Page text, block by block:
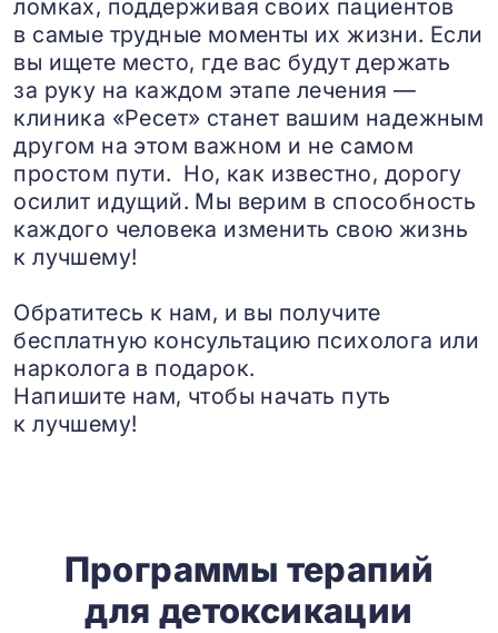
ломках, поддерживая своих пациентов
в самые трудные моменты их жизни. Если
вы ищете место, где вас будут держать
за руку на каждом этапе лечения —
клиника «Ресет» станет вашим надежным
другом на этом важном и не самом
простом пути. Но, как известно, дорогу
осилит идущий. Мы верим в способность
каждого человека изменить свою жизнь
к лучшему!
Обратитесь к нам, и вы получите
бесплатную консультацию психолога или
нарколога в подарок.
Напишите нам, чтобы начать путь
к лучшему!
Программы терапий
для детоксикации